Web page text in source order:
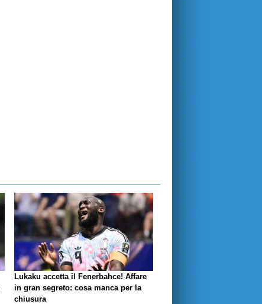
Lukaku accetta il Fenerbahce! Affare
in gran segreto: cosa manca per la
chiusura